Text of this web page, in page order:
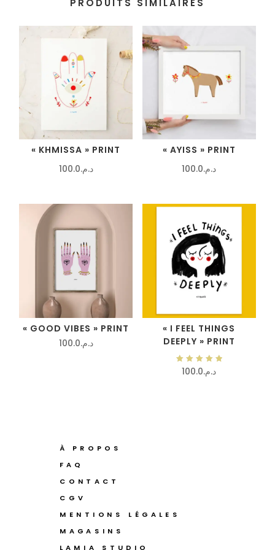
« KHMISSA » PRINT
د.م.100.0
« AYISS » PRINT
د.م.100.0
« GOOD VIBES » PRINT
د.م.100.0
« I FEEL THINGS
DEEPLY » PRINT
Note
5.00د.م.100.0
À PROPOS
FAQ
CONTACT
CGV
MENTIONS LÉGALES
MAGASINS
LAMIA STUDIO